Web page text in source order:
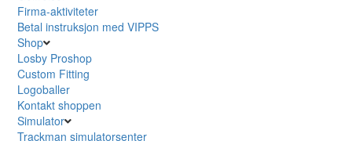
Firma-aktiviteter
Betal instruksjon med VIPPS
Shop
Losby Proshop
Custom Fitting
Logoballer
Kontakt shoppen
Simulator
Trackman simulatorsenter